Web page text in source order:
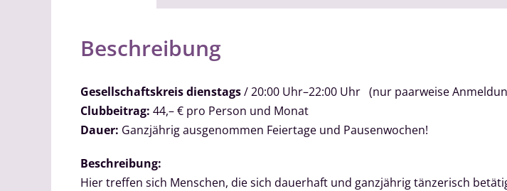
Beschreibung
Gesellschaftskreis dienstags/ 20:00 Uhr–22:00 Uhr (nur paarweise
Clubbeitrag: 44,– € pro Person und Monat
Dauer: Ganzjährig ausgenommen Feiertage und Pausenwochen!
Beschreibung:
Hier treffen sich Menschen, die sich dauerhaft und ganzjährig tänzerisch